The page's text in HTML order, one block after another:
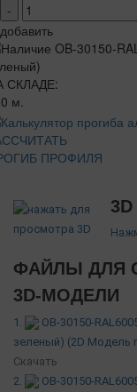
-
добавить
СКЛАДЕ:
м.
ПРОФИЛЯ
ФАЙЛЫ ДЛЯ
3D-МОДЕЛИ
1.
OB-30150-
зеленый) (2D Модель
Скачать
2.
OB-30150-